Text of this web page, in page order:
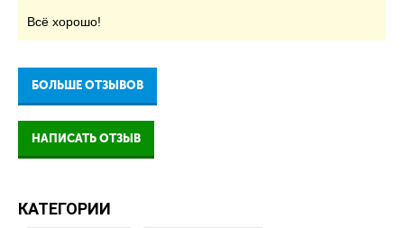
Всё хорошо!
БОЛЬШЕ ОТЗЫВОВ
НАПИСАТЬ ОТЗЫВ
КАТЕГОРИИ